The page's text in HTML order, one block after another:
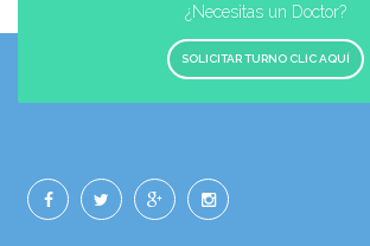
¿Necesitas un Doctor?
SOLICITAR TURNO CLIC AQUÍ